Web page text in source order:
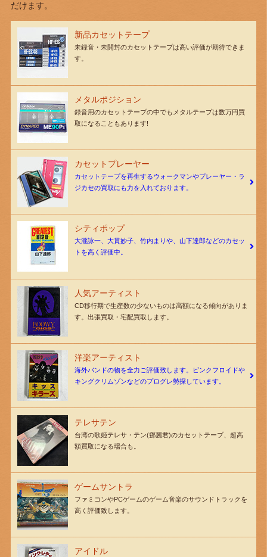
だけます。
新品カセットテープ
未録音・未開封のカセットテープは高い評価が期待できま
す。
メタルポジション
録音用のカセットテープの中でもメタルテープは数万円買
取になることもあります!
カセットプレーヤー
カセットテープを再生するウォークマンやプレーヤー・ラ
ジカセの買取にも力を入れております。
シティポップ
大瀧詠一、大貫妙子、竹内まりや、山下達郎などのカセッ
トを高く評価中。
人気アーティスト
CD移行期で生産数の少ないものは高額になる傾向がありま
す。出張買取・宅配買取します。
洋楽アーティスト
海外バンドの物を全力ご評価致します。ピンクフロイドや
キングクリムゾンなどのプログレ勢探しています。
テレサテン
台湾の歌姫テレサ・テン(鄧麗君)のカセットテープ、超高
額買取になる場合も。
ゲームサントラ
ファミコンやPCゲームのゲーム音楽のサウンドトラックを
高く評価致します。
アイドル